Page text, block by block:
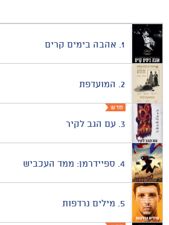
1. אהבה בימים קרים
2. המועדפת
3. עם הגב לקיר
4. ספיידרמן: ממד העכביש
5. מילים נרדפות